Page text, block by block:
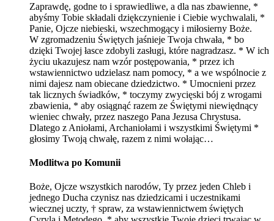
Zaprawdę, godne to i sprawiedliwe, a dla nas zbawienne, *
abyśmy Tobie składali dziękczynienie i Ciebie wychwalali, *
Panie, Ojcze niebieski, wszechmogący i miłosierny Boże.
W zgromadzeniu Świętych jaśnieje Twoja chwała, * bo
dzięki Twojej łasce zdobyli zasługi, które nagradzasz. * W ich
życiu ukazujesz nam wzór postępowania, * przez ich
wstawiennictwo udzielasz nam pomocy, * a we wspólnocie z
nimi dajesz nam obiecane dziedzictwo. * Umocnieni przez
tak licznych świadków, * toczymy zwycięski bój z wrogami
zbawienia, * aby osiągnąć razem ze Świętymi niewiędnący
wieniec chwały, przez naszego Pana Jezusa Chrystusa.
Dlatego z Aniołami, Archaniołami i wszystkimi Świętymi *
głosimy Twoją chwałę, razem z nimi wołając…
Modlitwa po Komunii
Boże, Ojcze wszystkich narodów, Ty przez jeden Chleb i
jednego Ducha czynisz nas dziedzicami i uczestnikami
wiecznej uczty, † spraw, za wstawiennictwem świętych